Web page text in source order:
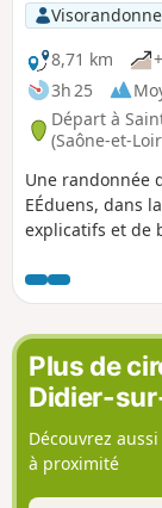
8,71 km
3h 25
Départ à
(Saône-et-
Une randonnée
EÉduens, dans
explicatifs et de
Bibracte dit
parking.
Plus de
Didier-
Découvrez
à proximité